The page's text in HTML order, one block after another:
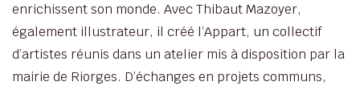
enrichissent son monde. Avec Thibaut Mazoyer,
également illustrateur, il créé l’Appart, un collectif
d’artistes réunis dans un atelier mis à disposition par la
mairie de Riorges. D’échanges en projets communs,